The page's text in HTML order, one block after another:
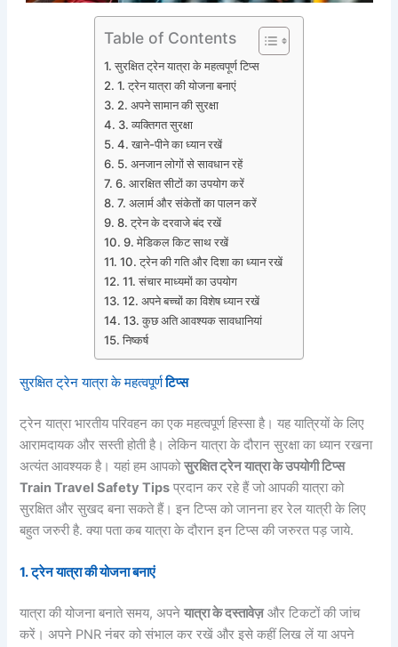
Table of Contents
सुरक्षित ट्रेन यात्रा के महत्वपूर्ण टिप्स
1. ट्रेन यात्रा की योजना बनाएं
2. अपने सामान की सुरक्षा
3. व्यक्तिगत सुरक्षा
4. खाने-पीने का ध्यान रखें
5. अनजान लोगों से सावधान रहें
6. आरक्षित सीटों का उपयोग करें
7. अलार्म और संकेतों का पालन करें
8. ट्रेन के दरवाजे बंद रखें
9. मेडिकल किट साथ रखें
10. ट्रेन की गति और दिशा का ध्यान रखें
11. संचार माध्यमों का उपयोग
12. अपने बच्चों का विशेष ध्यान रखें
13. कुछ अति आवश्यक सावधानियां
निष्कर्ष
सुरक्षित ट्रेन यात्रा के महत्वपूर्णटिप्स
ट्रेन यात्रा भारतीय परिवहन का एक महत्वपूर्ण हिस्सा है। यह यात्रियों के लिए
आरामदायक और सस्ती होती है। लेकिन यात्रा के दौरान सुरक्षा का ध्यान रखना
अत्यंत आवश्यक है। यहां हम आपकोसुरक्षित ट्रेन यात्रा के उपयोगी टिप्स
Train Travel Safety Tips प्रदान कर रहे हैं जो आपकी यात्रा को
सुरक्षित और सुखद बना सकते हैं। इन टिप्स को जानना हर रेल यात्री के लिए
बहुत जरुरी है. क्या पता कब यात्रा के दौरान इन टिप्स की जरुरत पड़ जाये.
1.ट्रेन यात्रा की योजना बनाएं
यात्रा की योजना बनाते समय, अपनेयात्रा के दस्तावेज़और टिकटों की जांच
करें। अपने PNR नंबर को संभाल कर रखें और इसे कहीं लिख लें या अपने